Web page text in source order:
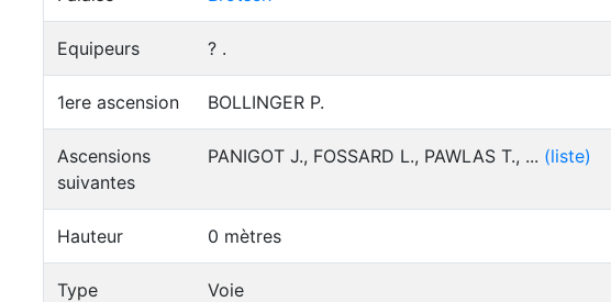
Equipeurs ? .
1ere ascension BOLLINGER P.
Ascensions
suivantes
PANIGOT J., FOSSARD L., PAWLAS T., ... (liste)
Hauteur 0 mètres
Type
Voie